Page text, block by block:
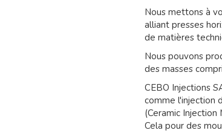
Nous mettons à
alliant presses
de matières
Nous pouvons
des masses
CEBO Injections
comme l'injection
(Ceramic
Cela pour des